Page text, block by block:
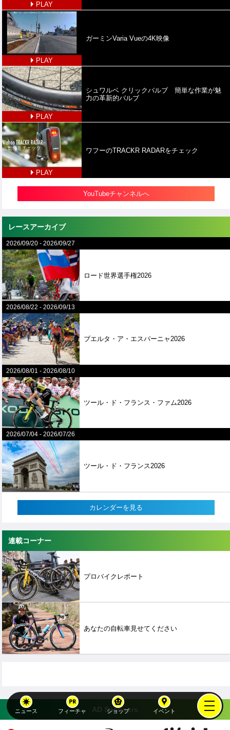
ニュース フィーチャ ショップ イベント
PLAY
PLAY
ガーミンVaria Vueの4K映像
PLAY
シュワルベ クリックバルブ 簡単な作業が魅
力の革新的バルブ
PLAY
ワフーのTRACKR RADARをチェック
YouTubeチャンネルへ
レースアーカイブ
2026/09/20 -2026/09/27
ロード世界選手権2026
2026/08/22 -2026/09/13
ブエルタ・ア・エスパーニャ2026
2026/08/01 -2026/08/10
ツール・ド・フランス・ファム2026
2026/07/04 -2026/07/26
ツール・ド・フランス2026
カレンダーを見る
連載コーナー
プロバイクレポート
あなたの自転車見せてください
AD Sponsors